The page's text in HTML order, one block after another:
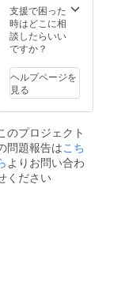
収書）
を発行
いたし
ます。
なたで
も参加
可/高岡
市民
えて、
バッグ
の外側
にメッ
ケット
を備え
収納力
抜群。
ケット
にいれ
た小物
がバッ
グに彩
定いた
しま
す。 ※
プレー
イズ、
掲載位
置につ
いては
お打ち
合わせ
させて
頂きま
す。 ・
支援で困った
時はどこに相
談したらいい
ですか？
ヘルプページを
見る
のプロジェクト
問題報告はこち
よりお問い合わ
ください